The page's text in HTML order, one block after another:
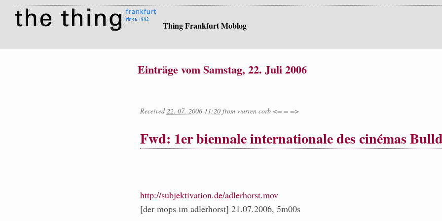
Thing Frankfurt Moblog
Einträge vom Samstag, 22. Juli 2006
Received22. 07. 2006 11:20from warren corb <= = =>
Fwd: 1er biennale internationale des cinémas
http://subjektivation.de/adlerhorst.mov
[der mops im adlerhorst] 21.07.2006, 5m00s